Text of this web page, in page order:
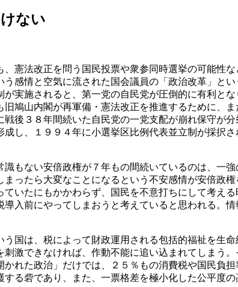
ない
憲法改正を問う国民投票や衆参同時選挙の可能性
感情と空気に流された国会議員の「政治改革」と
実施されると、第一党の自民党が圧倒的に有利と
鳩山内閣が再軍備・憲法改正を推進するために、
後３８年間続いた自民党の一党支配が崩れ保守が
し、１９９４年に小選挙区比例代表並立制が採択
もない安倍政権が７年もの間続いているのは、一
ったら大変なことになるという不安感情が安倍政
いたにもかかわらず、国民を不意打ちにして考え
入前にやってしまおうと考えていると思われる。
国は、税によって財政運用される包括的福祉を生
激できなければ、作動不能に追い込まれてしまう
れた政治」だけでは、２５％もの消費税や国民負
る砦であり、また、一票格差を極小化した公平度